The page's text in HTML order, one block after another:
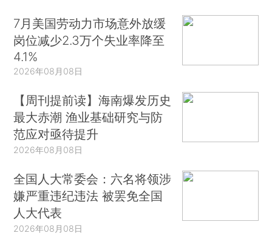
7月美国劳动力市场意外放缓
岗位减少2.3万个失业率降至
4.1%
2026年08月08日
【周刊提前读】海南爆发历史
最大赤潮 渔业基础研究与防
范应对亟待提升
2026年08月08日
全国人大常委会：六名将领涉
嫌严重违纪违法 被罢免全国
人大代表
2026年08月08日